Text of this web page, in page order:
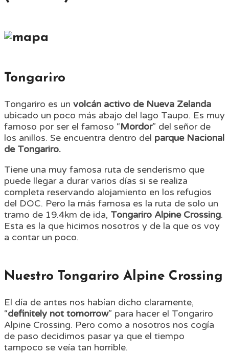
Tongariro
Tongariro es un volcán activo de Nueva Zelanda
ubicado un poco más abajo del lago Taupo. Es muy
famoso por ser el famoso “Mordor” del señor de
los anillos. Se encuentra dentro del parque Nacional
de Tongariro.
Tiene una muy famosa ruta de senderismo que
puede llegar a durar varios días si se realiza
completa reservando alojamiento en los refugios
del DOC. Pero la más famosa es la ruta de solo un
tramo de 19.4km de ida, Tongariro Alpine Crossing.
Esta es la que hicimos nosotros y de la que os voy
a contar un poco.
Nuestro Tongariro Alpine Crossing
El día de antes nos habían dicho claramente,
“definitely not tomorrow” para hacer el Tongariro
Alpine Crossing. Pero como a nosotros nos cogía
de paso decidimos pasar ya que el tiempo
tampoco se veía tan horrible.